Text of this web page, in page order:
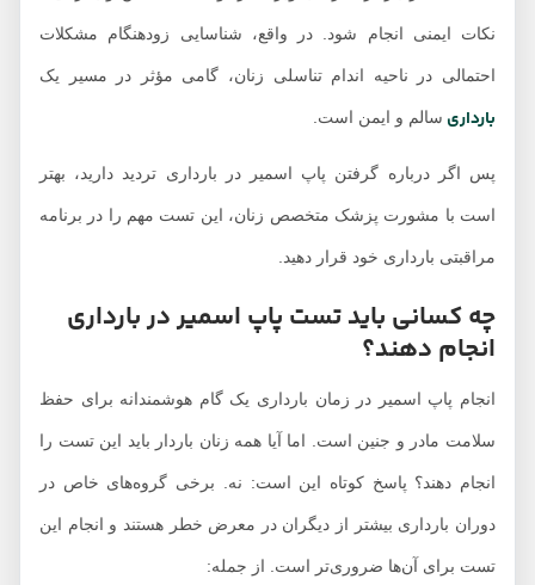
نکات ایمنی انجام شود. در واقع، شناسایی زودهنگام مشکلات
احتمالی در ناحیه اندام تناسلی زنان، گامی مؤثر در مسیر یک
بارداریسالم و ایمن است.
پس اگر درباره گرفتن پاپ اسمیر در بارداری تردید دارید، بهتر
است با مشورت پزشک متخصص زنان، این تست مهم را در برنامه
مراقبتی بارداری خود قرار دهید.
چه کسانی باید تست پاپ اسمیر در بارداری
انجام دهند؟
انجام پاپ اسمیر در زمان بارداری یک گام هوشمندانه برای حفظ
سلامت مادر و جنین است. اما آیا همه زنان باردار باید این تست را
انجام دهند؟ پاسخ کوتاه این است: نه. برخی گروه‌های خاص در
دوران بارداری بیشتر از دیگران در معرض خطر هستند و انجام این
تست برای آن‌ها ضروری‌تر است. از جمله: